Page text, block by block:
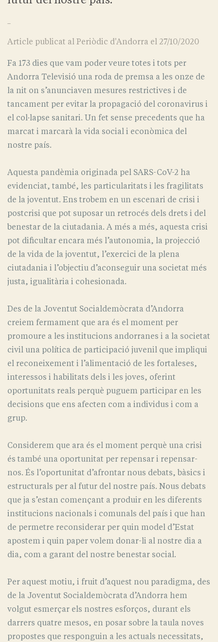
Article publicat al Periòdic d'Andorra el 27/10/2020
Fa 173 dies que vam poder veure totes i tots per
Andorra Televisió una roda de premsa a les onze de
la nit on s’anunciaven mesures restrictives i de
tancament per evitar la propagació del coronavirus i
el col·lapse sanitari. Un fet sense precedents que ha
marcat i marcarà la vida social i econòmica del
nostre país.
Aquesta pandèmia originada pel SARS-CoV-2 ha
evidenciat, també, les particularitats i les fragilitats
de la joventut. Ens trobem en un escenari de crisi i
postcrisi que pot suposar un retrocés dels drets i del
benestar de la ciutadania. A més a més, aquesta crisi
pot dificultar encara més l’autonomia, la projecció
de la vida de la joventut, l’exercici de la plena
ciutadania i l’objectiu d’aconseguir una societat més
justa, igualitària i cohesionada.
Des de la Joventut Socialdemòcrata d’Andorra
creiem fermament que ara és el moment per
promoure a les institucions andorranes i a la societat
civil una política de participació juvenil que impliqui
el reconeixement i l’alimentació de les fortaleses,
interessos i habilitats dels i les joves, oferint
oportunitats reals perquè puguem participar en les
decisions que ens afecten com a individus i com a
grup.
Considerem que ara és el moment perquè una crisi
és també una oportunitat per repensar i repensar-
nos. És l’oportunitat d’afrontar nous debats, bàsics i
estructurals per al futur del nostre país. Nous debats
que ja s’estan començant a produir en les diferents
institucions nacionals i comunals del país i que han
de permetre reconsiderar per quin model d’Estat
apostem i quin paper volem donar-li al nostre dia a
dia, com a garant del nostre benestar social.
Per aquest motiu, i fruit d’aquest nou paradigma, des
de la Joventut Socialdemòcrata d’Andorra hem
volgut esmerçar els nostres esforços, durant els
darrers quatre mesos, en posar sobre la taula noves
propostes que responguin a les actuals necessitats,